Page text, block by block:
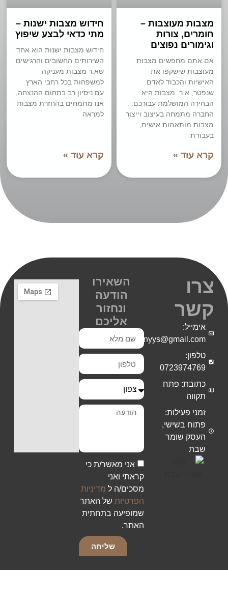
מצבות מעוצבות –
חומרים, צורות
וגימורים נפוצים
אם אתם מחפשים מצבות
מעוצבות שישקפו את
האישיות והכבוד לאדם
שנפטר, א.ר. מצבות היא
הבחירה המושלמת עבורכם.
החברה מתמחה בעיצוב וייצור
מצבות מותאמות אישית,
בעבודת
קרא עוד »
חידוש מצבות ישנות –
מתי כדאי לבצע שיפוץ
חידוש מצבות ישנות הוא אחד
השירותים החשובים והרגישים
שא.ר מצבות מעניקה
למשפחות בכל רחבי הארץ.
עם ניסיון רב בתחום ההנצחה,
אנו מתמחים בהחזרת מצבות
למראה
קרא עוד »
צרו
קשר
אימייל:
Shiranyys@gmail.com
טלפון:
0723974769
כתובת: פתח
תקווה
זמני פעילות:
פתוח בשישי,
העסק שומר
שבת
השאירו
הודעה
ונחזור
אליכם
אני מאשר/ת כי
קראתי ואני
מסכים/ה ל מדיניות
הפרטיות של האתר
שמופיעה בתחתית
האתר.
שליחה